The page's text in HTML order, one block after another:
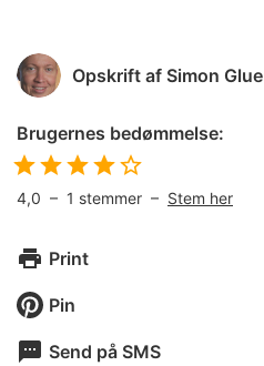
Opskrift af Simon Glue
Brugernes bedømmelse:
4,0 – 1 stemmer – Stem her
Print
Pin
Send på SMS